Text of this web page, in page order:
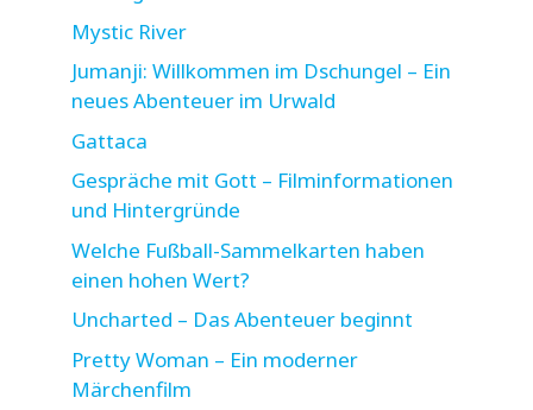
Mystic River
Jumanji: Willkommen im Dschungel – Ein
neues Abenteuer im Urwald
Gattaca
Gespräche mit Gott – Filminformationen
und Hintergründe
Welche Fußball-Sammelkarten haben
einen hohen Wert?
Uncharted – Das Abenteuer beginnt
Pretty Woman – Ein moderner
Märchenfilm